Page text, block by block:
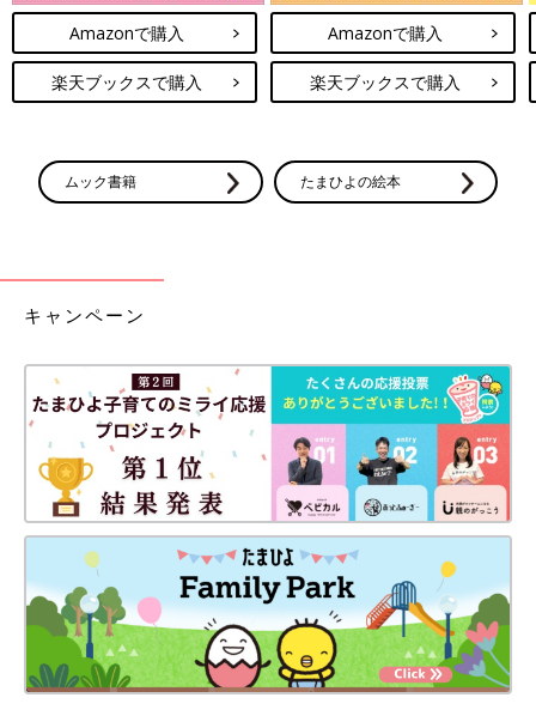
Amazonで購入
楽天ブックスで購入
Amazonで購入
楽天ブックスで購入
ムック書籍 たまひよの絵本
キャンペーン